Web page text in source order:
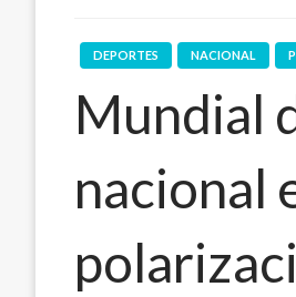
DEPORTES NACIONAL
Mundial
nacional